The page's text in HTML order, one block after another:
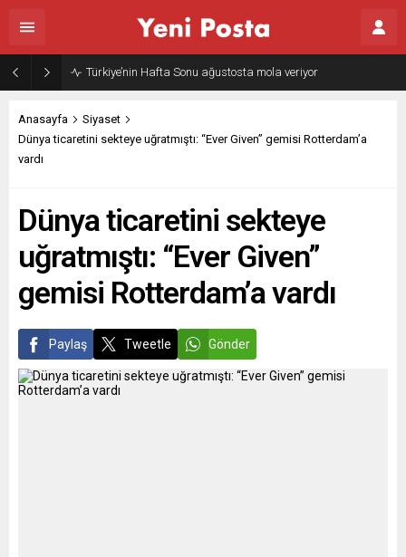
Gazze’nin geleceği: Teknokratik kontrol mü, kolonializm mi?
Anasayfa
Siyaset
Dünya ticaretini sekteye uğratmıştı: “Ever Given” gemisi Rotterdam’a
vardı
Dünya ticaretini sekteye
uğratmıştı: “Ever Given”
gemisi Rotterdam’a vardı
Paylaş Tweetle Gönder